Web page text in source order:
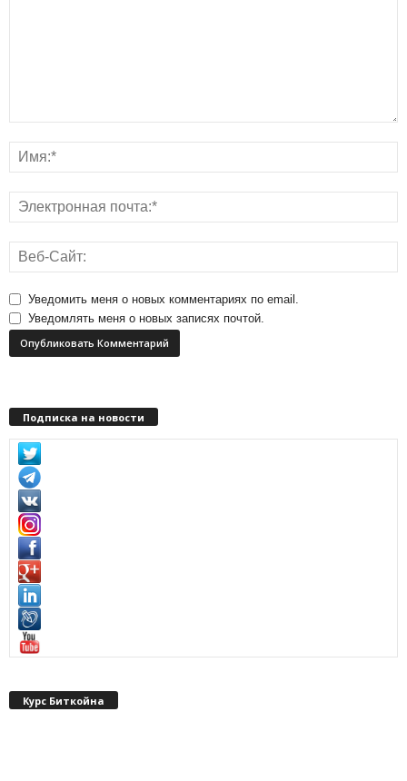
Уведомить меня о новых комментариях по email.
Уведомлять меня о новых записях почтой.
Подписка на новости
Курс Биткойна